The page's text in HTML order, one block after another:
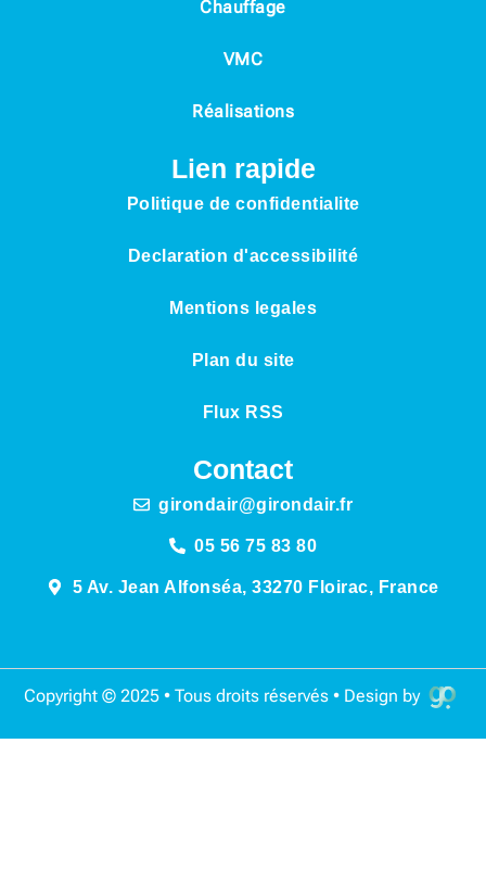
Chauffage
VMC
Réalisations
Lien rapide
Politique de confidentialite
Declaration d'accessibilité
Mentions legales
Plan du site
Flux RSS
Contact
girondair@girondair.fr
05 56 75 83 80
5 Av. Jean Alfonséa, 33270 Floirac, France
Copyright © 2025 • Tous droits réservés • Design by